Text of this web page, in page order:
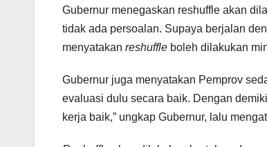
Gubernur menegaskan reshuffle akan
tidak ada persoalan. Supaya berjalan
menyatakan reshuffle boleh dilakukan
Gubernur juga menyatakan Pemprov
evaluasi dulu secara baik. Dengan
kerja baik,” ungkap Gubernur, lalu